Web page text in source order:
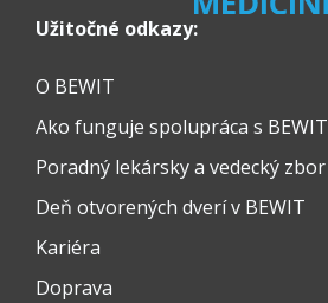
Užitočné odkazy:
O BEWIT
Ako funguje spolupráca s BEWIT
Poradný lekársky a vedecký zbor
Deň otvorených dverí v BEWIT
Kariéra
Doprava